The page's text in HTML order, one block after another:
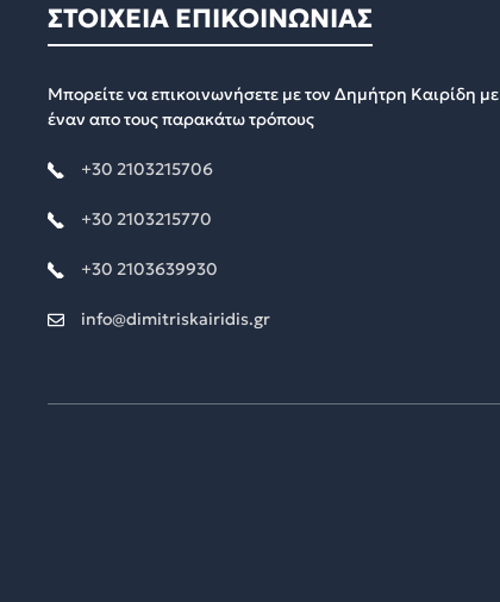
ΣΤΟΙΧΕΙΑ ΕΠΙΚΟΙΝΩΝΙΑΣ
Μπορείτε να επικοινωνήσετε με τον Δημήτρη Καιρίδη με
έναν απο τους παρακάτω τρόπους
+30 2103215706
+30 2103215770
+30 2103639930
info@dimitriskairidis.gr